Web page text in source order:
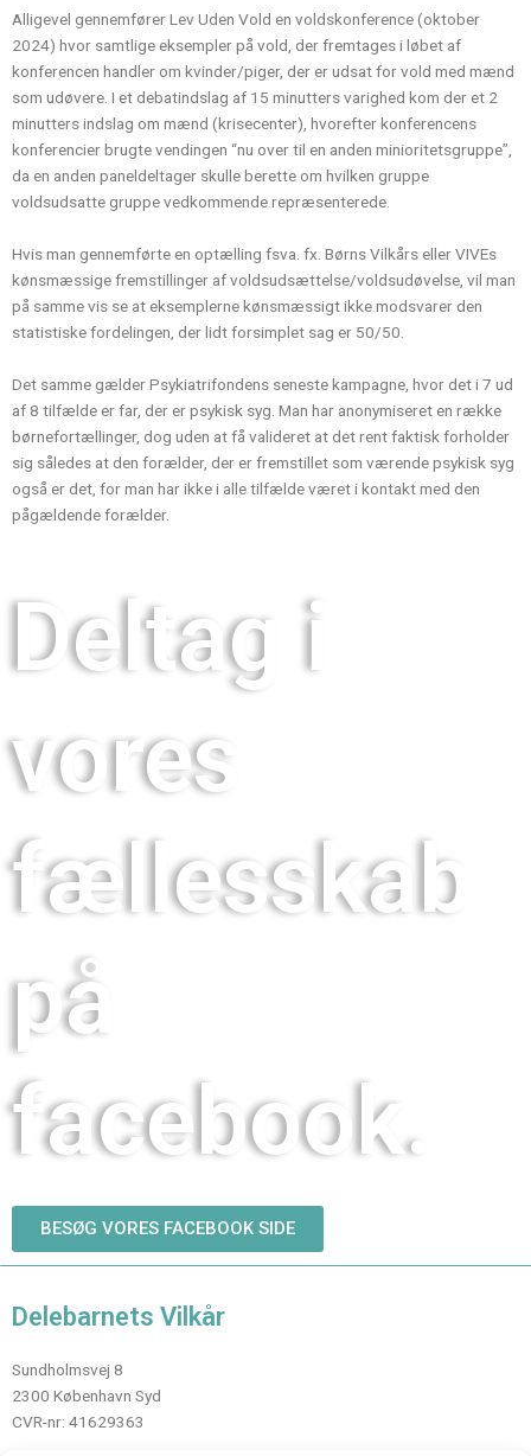
Alligevel gennemfører Lev Uden Vold en voldskonference (oktober
2024) hvor samtlige eksempler på vold, der fremtages i løbet af
konferencen handler om kvinder/piger, der er udsat for vold med mænd
som udøvere. I et debatindslag af 15 minutters varighed kom der et 2
minutters indslag om mænd (krisecenter), hvorefter konferencens
konferencier brugte vendingen “nu over til en anden minioritetsgruppe”,
da en anden paneldeltager skulle berette om hvilken gruppe
voldsudsatte gruppe vedkommende repræsenterede.
Hvis man gennemførte en optælling fsva. fx. Børns Vilkårs eller VIVEs
kønsmæssige fremstillinger af voldsudsættelse/voldsudøvelse, vil man
på samme vis se at eksemplerne kønsmæssigt ikke modsvarer den
statistiske fordelingen, der lidt forsimplet sag er 50/50.
Det samme gælder Psykiatrifondens seneste kampagne, hvor det i 7 ud
af 8 tilfælde er far, der er psykisk syg. Man har anonymiseret en række
børnefortællinger, dog uden at få valideret at det rent faktisk forholder
sig således at den forælder, der er fremstillet som værende psykisk syg
også er det, for man har ikke i alle tilfælde været i kontakt med den
pågældende forælder.
Deltag i
vores
fællesskab
på
facebook.
BESØG VORES FACEBOOK SIDE
Delebarnets Vilkår
Sundholmsvej 8
2300 København Syd
CVR-nr: 41629363